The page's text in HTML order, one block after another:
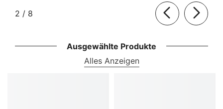
2 / von
8
Ausgewählte Produkte
Alles Anzeigen